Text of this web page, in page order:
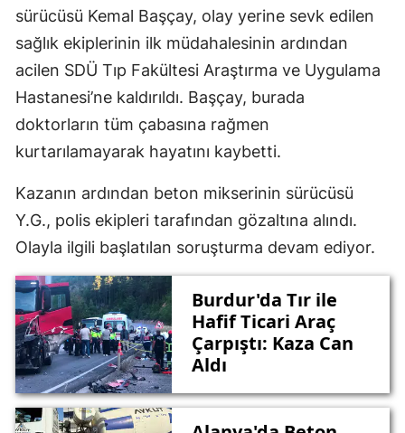
sürücüsü Kemal Başçay, olay yerine sevk edilen
sağlık ekiplerinin ilk müdahalesinin ardından
acilen SDÜ Tıp Fakültesi Araştırma ve Uygulama
Hastanesi’ne kaldırıldı. Başçay, burada
doktorların tüm çabasına rağmen
kurtarılamayarak hayatını kaybetti.
Kazanın ardından beton mikserinin sürücüsü
Y.G., polis ekipleri tarafından gözaltına alındı.
Olayla ilgili başlatılan soruşturma devam ediyor.
Burdur'da Tır ile
Hafif Ticari Araç
Çarpıştı: Kaza Can
Aldı